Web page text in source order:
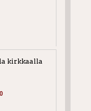
kirkkaalla